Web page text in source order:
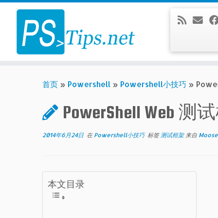
Skip
content
首页 » Powershell » Powershell小技巧 »
PowerShell Web 测
2014年6月24日 在 Powershell小技巧 标签测试框架 来自
本文目录